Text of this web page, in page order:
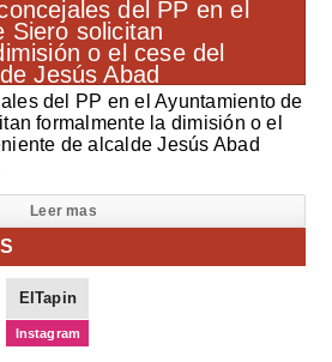
del PP en el Ayuntamiento de
formalmente la dimisión o el
de alcalde Jesús Abad
Leer mas
ElTapin
Instagram